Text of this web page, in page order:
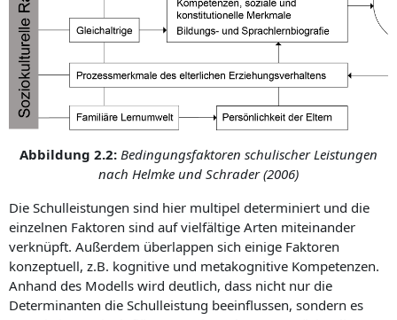
Abbildung 2.2: Bedingungsfaktoren schulischer Leistungen
nach Helmke und Schrader (2006)
Die Schulleistungen sind hier multipel determiniert und die
einzelnen Faktoren sind auf vielfältige Arten miteinander
verknüpft. Außerdem überlappen sich einige Fak­to­ren
konzeptuell, z.B. kognitive und metakognitive Kompetenzen.
Anhand des Modells wird deutlich, dass nicht nur die
Determinanten die Schulleistung beeinflussen, son­dern es